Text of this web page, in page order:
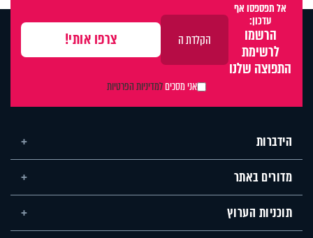
אל תפספסו אף
עדכון:
הרשמו
לרשימת
התפוצה שלנו
אני מסכיםלמדיניות הפרטיות
הידברות
מדורים באתר
תוכניות הערוץ